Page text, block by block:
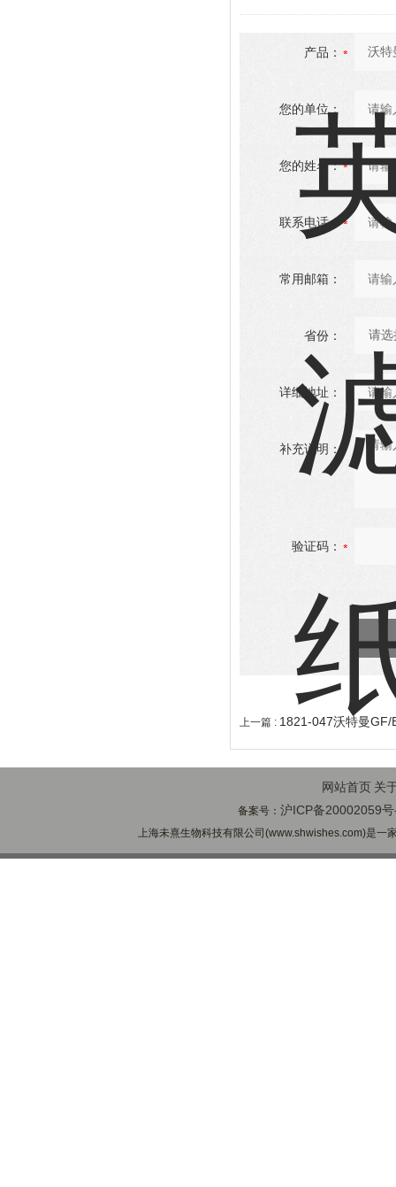
产品：
您的单位：
您的姓名：
联系电话：
常用邮箱：
省份：
详细地址：
补充说明：
验证码：
上一篇 : 1821-047沃特曼GF/
网站首页 关
备案号：沪ICP备20002059
上海未熹生物科技有限公司(www.shwishes.com)是一